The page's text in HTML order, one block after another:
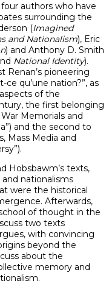
authors who have
surrounding the
(Imagined
and Nationalism), Eric
) and Anthony D. Smith
National Identity).
Renan’s pioneering
qu’une nation?”, as
of the
the first belonging
Memorials and
and the second to
Mass Media and
Hobsbawm’s texts,
nationalisms
were the historical
Afterwards,
of thought in the
two texts
with convincing
beyond the
about the
memory and